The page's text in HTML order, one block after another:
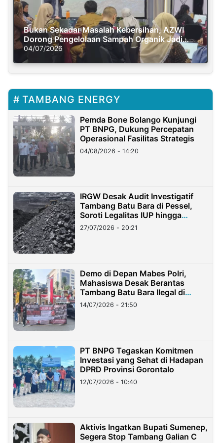
Bukan Sekadar Masalah Kebersihan, AZWI
Dorong Pengelolaan Sampah Organik Jadi
Solusi Krisis Iklim
04/07/2026
TAMBANG ENERGY
Pemda Bone Bolango Kunjungi
PT BNPG, Dukung Percepatan
Operasional Fasilitas Strategis
04/08/2026 - 14:20
IRGW Desak Audit Investigatif
Tambang Batu Bara di Pessel,
Soroti Legalitas IUP hingga
Stockpile
27/07/2026 - 20:21
Demo di Depan Mabes Polri,
Mahasiswa Desak Berantas
Tambang Batu Bara Ilegal di
Lampung
14/07/2026 - 21:50
PT BNPG Tegaskan Komitmen
Investasi yang Sehat di Hadapan
DPRD Provinsi Gorontalo
12/07/2026 - 10:40
Aktivis Ingatkan Bupati Sumenep,
Segera Stop Tambang Galian C